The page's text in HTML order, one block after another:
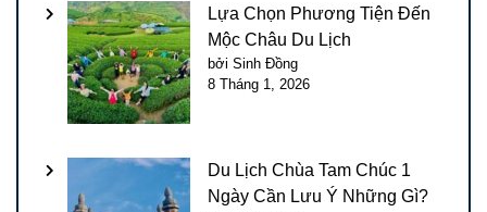
Lựa Chọn Phương Tiện Đến
Mộc Châu Du Lịch
bởi Sinh Đồng
8 Tháng 1, 2026
Du Lịch Chùa Tam Chúc 1
Ngày Cần Lưu Ý Những Gì?